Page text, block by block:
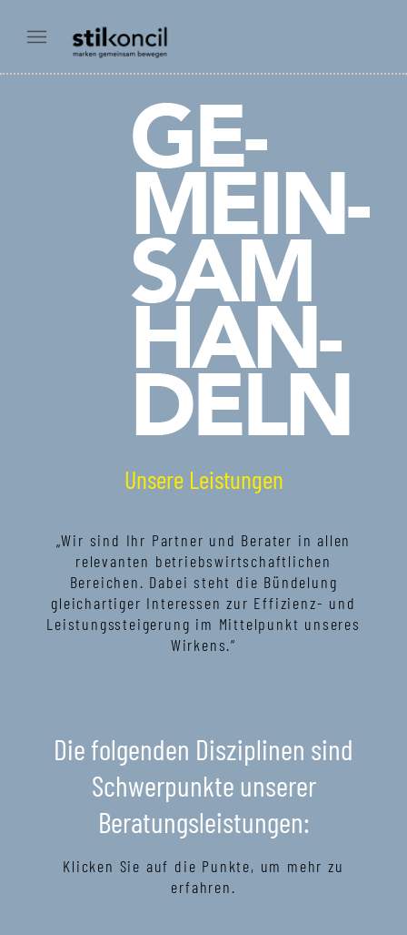
Unsere Leistungen
„Wir sind Ihr Partner und Berater in allen
relevanten betriebswirtschaftlichen
Bereichen. Dabei steht die Bündelung
gleichartiger Interessen zur Effizienz- und
Leistungssteigerung im Mittelpunkt unseres
Wirkens.“
Die folgenden Disziplinen sind
Schwerpunkte unserer
Beratungsleistungen:
Klicken Sie auf die Punkte, um mehr zu
erfahren.